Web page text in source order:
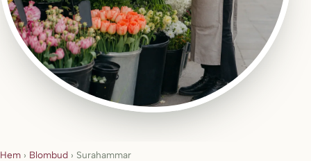
Hem › Blombud › Surahammar